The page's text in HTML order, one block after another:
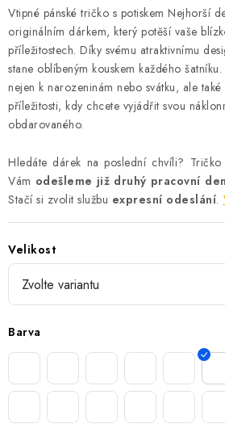
Vtipné pánské tričko s potiskem Nejhorší
originálním dárkem, který potěší vaše
příležitostech. Díky svému atraktivnímu
stane oblíbeným kouskem každého
nejen k narozeninám nebo svátku, ale
příležitosti, kdy chcete vyjádřit svou
obdarovaného.
Hledáte dárek na poslední chvíli?
Vám odešleme již druhý pracovní den
Stačí si zvolit službu expresní odeslání.
Velikost
Barva